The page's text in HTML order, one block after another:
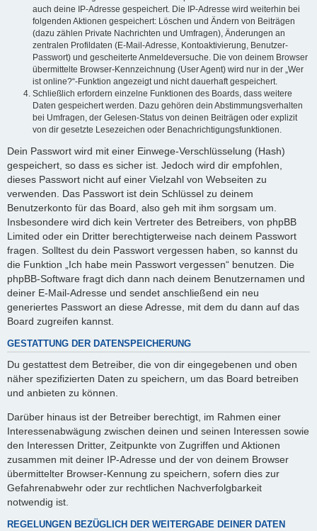
auch deine IP-Adresse gespeichert. Die IP-Adresse wird weiterhin bei
folgenden Aktionen gespeichert: Löschen und Ändern von Beiträgen
(dazu zählen Private Nachrichten und Umfragen), Änderungen an
zentralen Profildaten (E-Mail-Adresse, Kontoaktivierung, Benutzer-
Passwort) und gescheiterte Anmeldeversuche. Die von deinem Browser
übermittelte Browser-Kennzeichnung (User Agent) wird nur in der „Wer
ist online?“-Funktion angezeigt und nicht dauerhaft gespeichert.
Schließlich erfordern einzelne Funktionen des Boards, dass weitere
Daten gespeichert werden. Dazu gehören dein Abstimmungsverhalten
bei Umfragen, der Gelesen-Status von deinen Beiträgen oder explizit
von dir gesetzte Lesezeichen oder Benachrichtigungsfunktionen.
Dein Passwort wird mit einer Einwege-Verschlüsselung (Hash)
gespeichert, so dass es sicher ist. Jedoch wird dir empfohlen,
dieses Passwort nicht auf einer Vielzahl von Webseiten zu
verwenden. Das Passwort ist dein Schlüssel zu deinem
Benutzerkonto für das Board, also geh mit ihm sorgsam um.
Insbesondere wird dich kein Vertreter des Betreibers, von phpBB
Limited oder ein Dritter berechtigterweise nach deinem Passwort
fragen. Solltest du dein Passwort vergessen haben, so kannst du
die Funktion „Ich habe mein Passwort vergessen“ benutzen. Die
phpBB-Software fragt dich dann nach deinem Benutzernamen und
deiner E-Mail-Adresse und sendet anschließend ein neu
generiertes Passwort an diese Adresse, mit dem du dann auf das
Board zugreifen kannst.
GESTATTUNG DER DATENSPEICHERUNG
Du gestattest dem Betreiber, die von dir eingegebenen und oben
näher spezifizierten Daten zu speichern, um das Board betreiben
und anbieten zu können.
Darüber hinaus ist der Betreiber berechtigt, im Rahmen einer
Interessenabwägung zwischen deinen und seinen Interessen sowie
den Interessen Dritter, Zeitpunkte von Zugriffen und Aktionen
zusammen mit deiner IP-Adresse und der von deinem Browser
übermittelter Browser-Kennung zu speichern, sofern dies zur
Gefahrenabwehr oder zur rechtlichen Nachverfolgbarkeit
notwendig ist.
REGELUNGEN BEZÜGLICH DER WEITERGABE DEINER DATEN